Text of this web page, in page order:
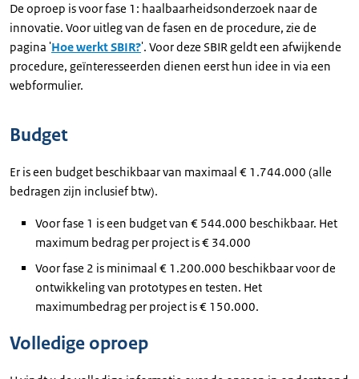
De oproep is voor fase 1: haalbaarheidsonderzoek naar de
innovatie. Voor uitleg van de fasen en de procedure, zie de
pagina 'Hoe werkt SBIR?'. Voor deze SBIR geldt een afwijkende
procedure, geïnteresseerden dienen eerst hun idee in via een
webformulier.
Budget
Er is een budget beschikbaar van maximaal € 1.744.000 (alle
bedragen zijn inclusief btw).
Voor fase 1 is een budget van € 544.000 beschikbaar. Het
maximum bedrag per project is € 34.000
Voor fase 2 is minimaal € 1.200.000 beschikbaar voor de
ontwikkeling van prototypes en testen. Het
maximumbedrag per project is € 150.000.
Volledige oproep